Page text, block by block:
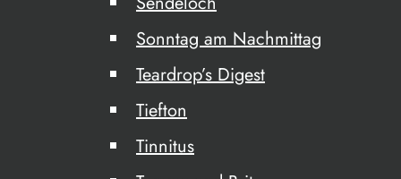
Sonntag am Nachmittag
Teardrop’s Digest
Tiefton
Tinnitus